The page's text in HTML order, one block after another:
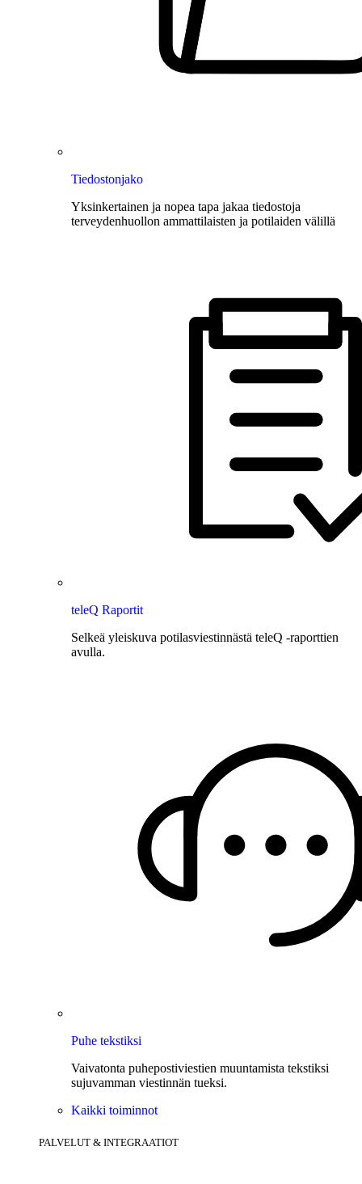
Tiedostonjako
Yksinkertainen ja nopea tapa jakaa tiedostoja
terveydenhuollon ammattilaisten ja potilaiden välillä
teleQ Raportit
Selkeä yleiskuva potilasviestinnästä teleQ -raporttien
avulla.
Puhe tekstiksi
Vaivatonta puhepostiviestien muuntamista tekstiksi
sujuvamman viestinnän tueksi.
Kaikki toiminnot
PALVELUT & INTEGRAATIOT